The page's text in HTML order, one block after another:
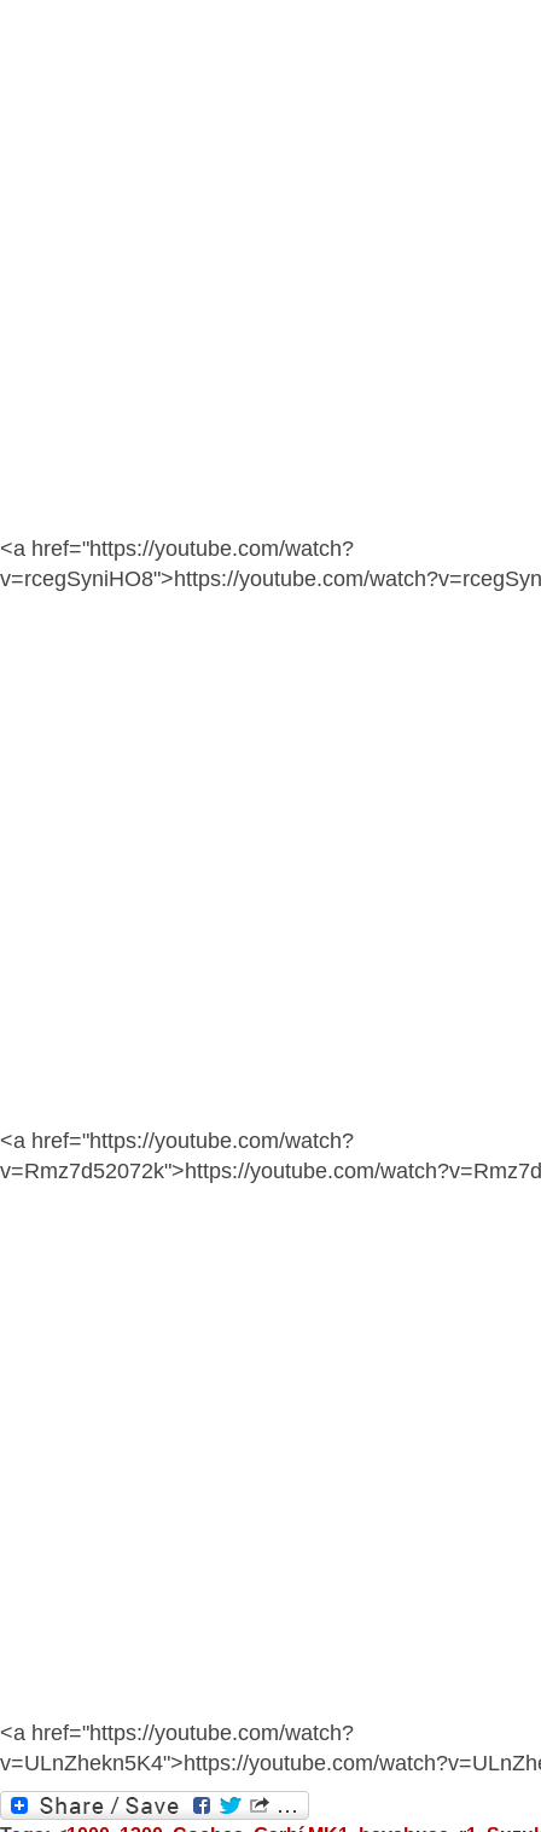
<a href="https://youtube.com/watch?
v=rcegSyniHO8">https://youtube.com/
<a href="https://youtube.com/watch?
v=Rmz7d52072k">https://youtube.com/
<a href="https://youtube.com/watch?
v=ULnZhekn5K4">https://youtube.com/